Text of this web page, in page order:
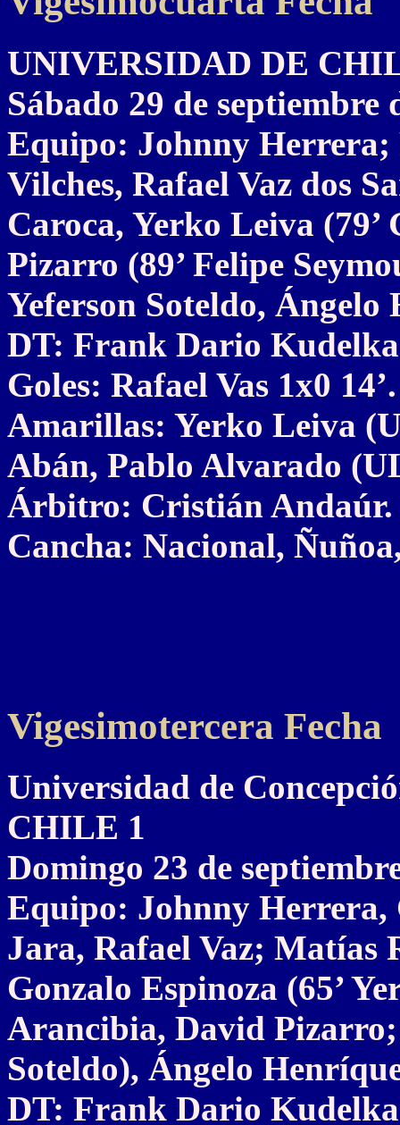
UNIVERSIDAD DE
Sábado 29 de septiembre
Equipo: Johnny
Vilches, Rafael Vaz dos
Caroca, Yerko Leiva
Pizarro (89’ Felipe
Yeferson Soteldo, Ángelo
DT: Frank Dario
Goles: Rafael Vas 1x0 14’.
Amarillas: Yerko Leiva
Abán, Pablo Alvarado
Árbitro: Cristián Andaúr.
Cancha: Nacional,
Vigesimotercera Fecha
Universidad de
CHILE 1
Domingo 23 de
Equipo: Johnny Herrera,
Jara, Rafael Vaz; Matías
Gonzalo Espinoza (65’
Arancibia, David Pizarro;
Soteldo), Ángelo
DT: Frank Dario